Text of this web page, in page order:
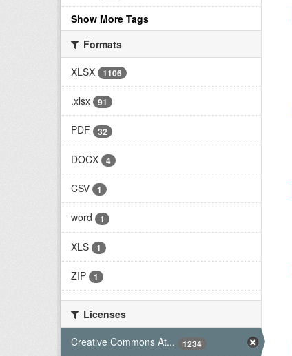
Show More Tags
Formats
XLSX
1106
.xlsx 91
PDF 32
DOCX 4
CSV 1
word 1
XLS 1
ZIP 1
Licenses
Creative Commons At...
1234